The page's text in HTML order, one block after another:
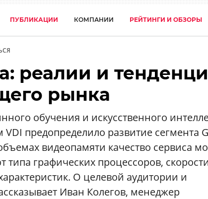
ПУБЛИКАЦИИ КОМПАНИИ РЕЙТИНГИ И ОБЗОРЫ
реалии и
рынка
обучения и искусственного
предопределило развитие сегмента
видеопамяти качество сервиса
типа графических процессоров,
О целевой аудитории и
Иван Колегов, менеджер